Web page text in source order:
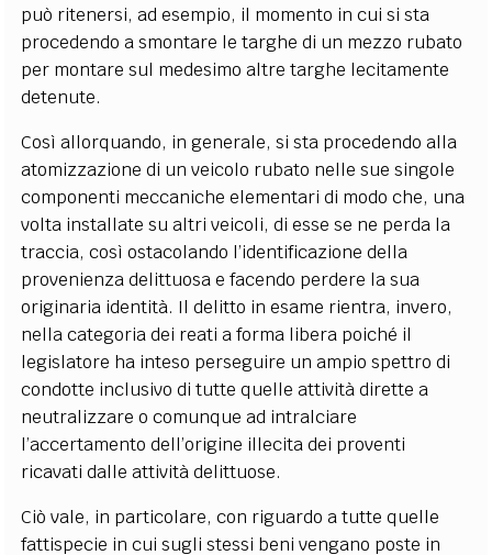
può ritenersi, ad esempio, il momento in cui si sta
procedendo a smontare le targhe di un mezzo rubato
per montare sul medesimo altre targhe lecitamente
detenute.
Così allorquando, in generale, si sta procedendo alla
atomizzazione di un veicolo rubato nelle sue singole
componenti meccaniche elementari di modo che, una
volta installate su altri veicoli, di esse se ne perda la
traccia, così ostacolando l’identificazione della
provenienza delittuosa e facendo perdere la sua
originaria identità. Il delitto in esame rientra, invero,
nella categoria dei reati a forma libera poiché il
legislatore ha inteso perseguire un ampio spettro di
condotte inclusivo di tutte quelle attività dirette a
neutralizzare o comunque ad intralciare
l’accertamento dell’origine illecita dei proventi
ricavati dalle attività delittuose.
Ciò vale, in particolare, con riguardo a tutte quelle
fattispecie in cui sugli stessi beni vengano poste in